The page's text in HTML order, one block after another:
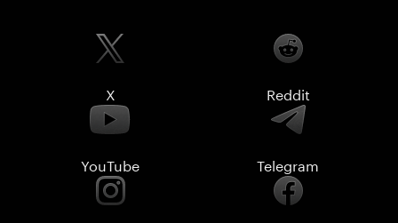
X Reddit
YouTube Telegram